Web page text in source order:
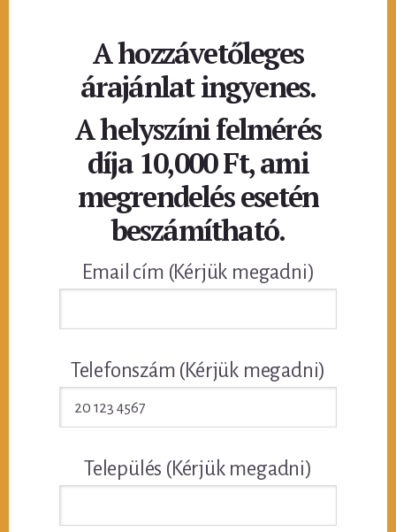
A hozzávetőleges
árajánlat ingyenes.
A helyszíni felmérés
díja 10,000 Ft, ami
megrendelés esetén
beszámítható.
Email cím (Kérjük megadni)
Telefonszám (Kérjük megadni)
Település (Kérjük megadni)